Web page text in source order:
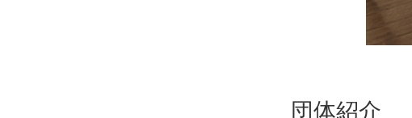
団体紹介